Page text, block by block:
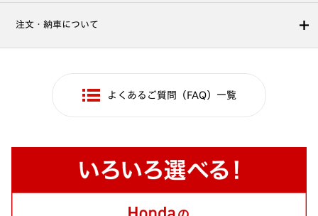
注文・納車について
よくあるご質問（FAQ）一覧